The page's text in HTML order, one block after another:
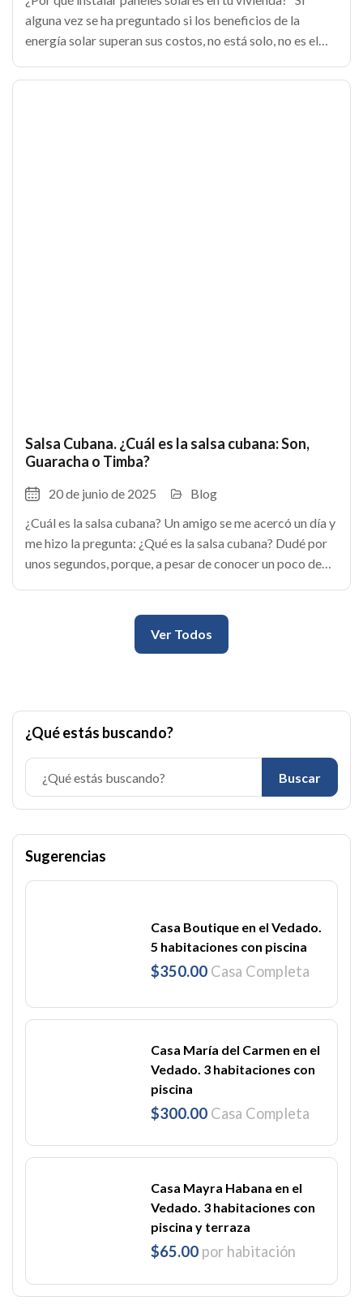
alguna vez se ha preguntado si los beneficios de la
energía solar superan sus costos, no está solo, no es el
Salsa Cubana. ¿Cuál es la salsa cubana: Son,
Guaracha o Timba?
20 de junio de 2025
Blog
¿Cuál es la salsa cubana? Un amigo se me acercó un día y
me hizo la pregunta: ¿Qué es la salsa cubana? Dudé por
unos segundos, porque, a pesar de conocer un poco de
Ver Todos
¿Qué estás buscando?
Buscar
Sugerencias
Casa Boutique en el Vedado.
5 habitaciones con piscina
$350.00 Casa Completa
Casa María del Carmen en el
Vedado. 3 habitaciones con
piscina
$300.00 Casa Completa
Casa Mayra Habana en el
Vedado. 3 habitaciones con
piscina y terraza
$65.00 por habitación